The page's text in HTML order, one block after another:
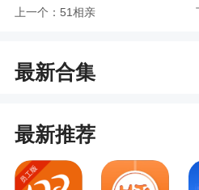
机上美化图片
2、【新增】多种人脸
3、【优化】优化了产
上一个： 51相亲
最新合集
最新推荐